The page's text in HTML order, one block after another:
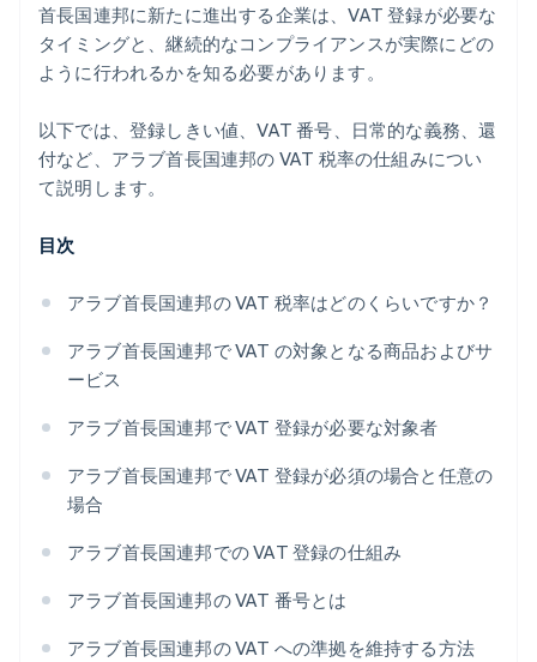
首長国連邦に新たに進出する企業は、VAT 登録が必要な
タイミングと、継続的なコンプライアンスが実際にどの
ように行われるかを知る必要があります。
以下では、登録しきい値、VAT 番号、日常的な義務、還
付など、アラブ首長国連邦の VAT 税率の仕組みについ
て説明します。
目次
アラブ首長国連邦の VAT 税率はどのくらいですか？
アラブ首長国連邦で VAT の対象となる商品およびサ
ービス
アラブ首長国連邦で VAT 登録が必要な対象者
アラブ首長国連邦で VAT 登録が必須の場合と任意の
場合
アラブ首長国連邦での VAT 登録の仕組み
アラブ首長国連邦の VAT 番号とは
アラブ首長国連邦の VAT への準拠を維持する方法